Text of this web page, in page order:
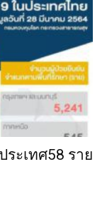
ะเทศ58 ราย